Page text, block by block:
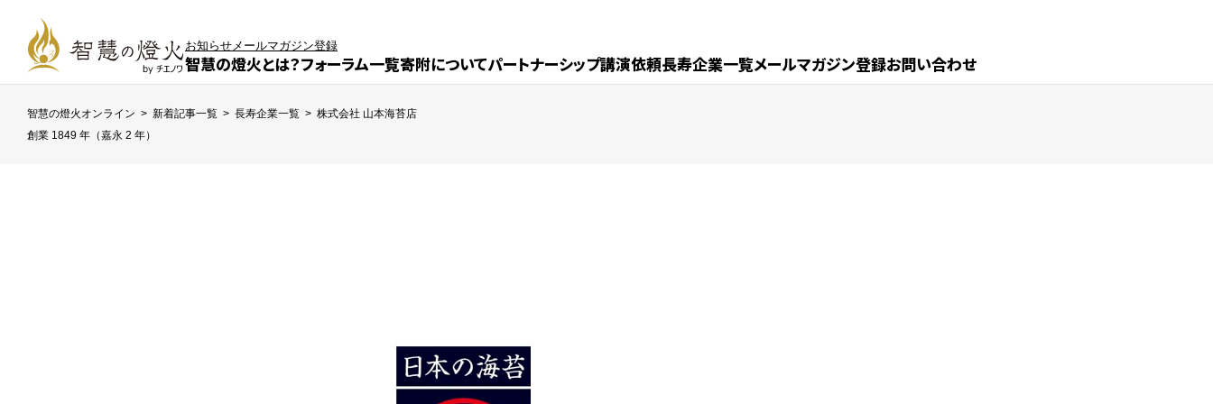
智慧の燈火とは？フォーラム一覧寄附についてパートナーシップ講演依頼長寿企業一覧メールマガジン登録お問い合わせ
お知らせメールマガジン登録
智慧の燈火オンライン > 新着記事一覧 > 長寿企業一覧 > 株式会社 山本海苔店
創業 1849 年（嘉永 2 年）